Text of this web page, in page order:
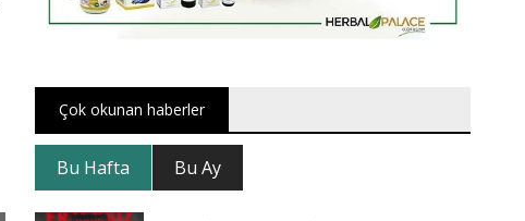
Çok okunan haberler
Bu Hafta Bu Ay